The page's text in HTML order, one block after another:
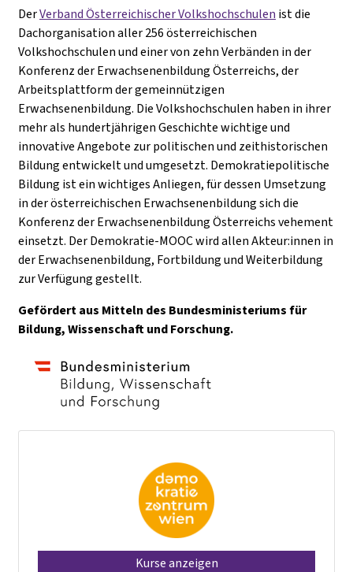
DerVerband Österreichischer Volkshochschulen ist die
Dachorganisation aller 256 österreichischen
Volkshochschulen und einer von zehn Verbänden in der
Konferenz der Erwachsenenbildung Österreichs, der
Arbeitsplattform der gemeinnützigen
Erwachsenenbildung. Die Volkshochschulen haben in ihrer
mehr als hundertjährigen Geschichte wichtige und
innovative Angebote zur politischen und zeithistorischen
Bildung entwickelt und umgesetzt. Demokratiepolitische
Bildung ist ein wichtiges Anliegen, für dessen Umsetzung
in der österreichischen Erwachsenenbildung sich die
Konferenz der Erwachsenenbildung Österreichs vehement
einsetzt. Der Demokratie-MOOC wird allen Akteur:innen in
der Erwachsenenbildung, Fortbildung und Weiterbildung
zur Verfügung gestellt.
Gefördert aus Mitteln des Bundesministeriums für
Bildung, Wissenschaft und Forschung.
Kurse anzeigen